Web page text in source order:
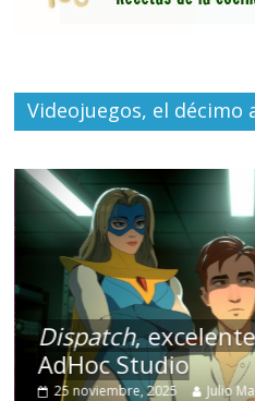
Videojuegos, el décimo
Dispatch,
AdHoc Studio
25 noviembre, 2025 Julio